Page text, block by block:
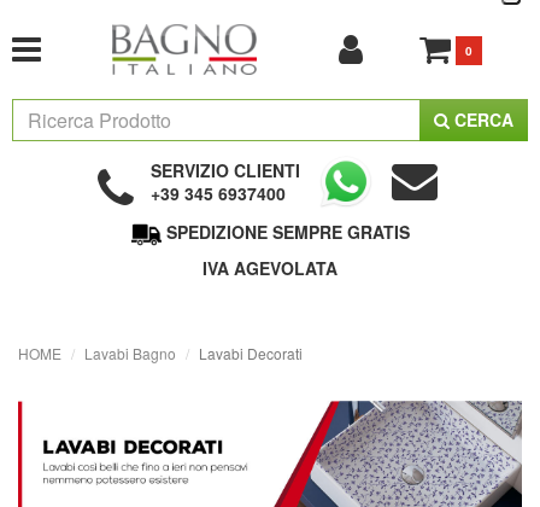
0
CERCA
SERVIZIO CLIENTI
+39 345 6937400
SPEDIZIONE SEMPRE GRATIS
IVA AGEVOLATA
HOME Lavabi Bagno Lavabi Decorati